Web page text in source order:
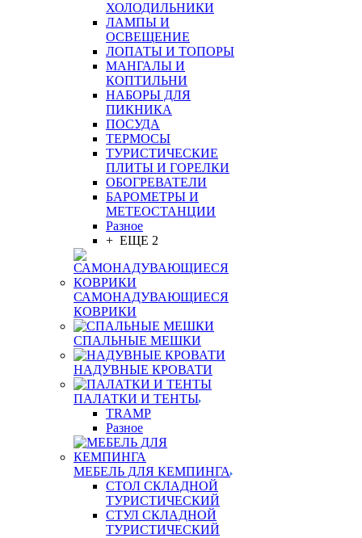
ХОЛОДИЛЬНИКИ
ЛАМПЫ И
ОСВЕЩЕНИЕ
ЛОПАТЫ И ТОПОРЫ
МАНГАЛЫ И
КОПТИЛЬНИ
НАБОРЫ ДЛЯ
ПИКНИКА
ПОСУДА
ТЕРМОСЫ
ТУРИСТИЧЕСКИЕ
ПЛИТЫ И ГОРЕЛКИ
ОБОГРЕВАТЕЛИ
БАРОМЕТРЫ И
МЕТЕОСТАНЦИИ
Разное
+ ЕЩЕ 2
САМОНАДУВАЮЩИЕСЯ
КОВРИКИ
СПАЛЬНЫЕ МЕШКИ
НАДУВНЫЕ КРОВАТИ
ПАЛАТКИ И ТЕНТЫ
TRAMP
Разное
МЕБЕЛЬ ДЛЯ КЕМПИНГА
СТОЛ СКЛАДНОЙ
ТУРИСТИЧЕСКИЙ
СТУЛ СКЛАДНОЙ
ТУРИСТИЧЕСКИЙ